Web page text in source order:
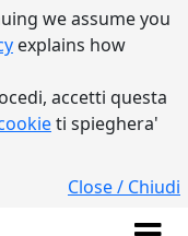
we assume you
explains how
accetti questa
ti spieghera'
Close / Chiudi